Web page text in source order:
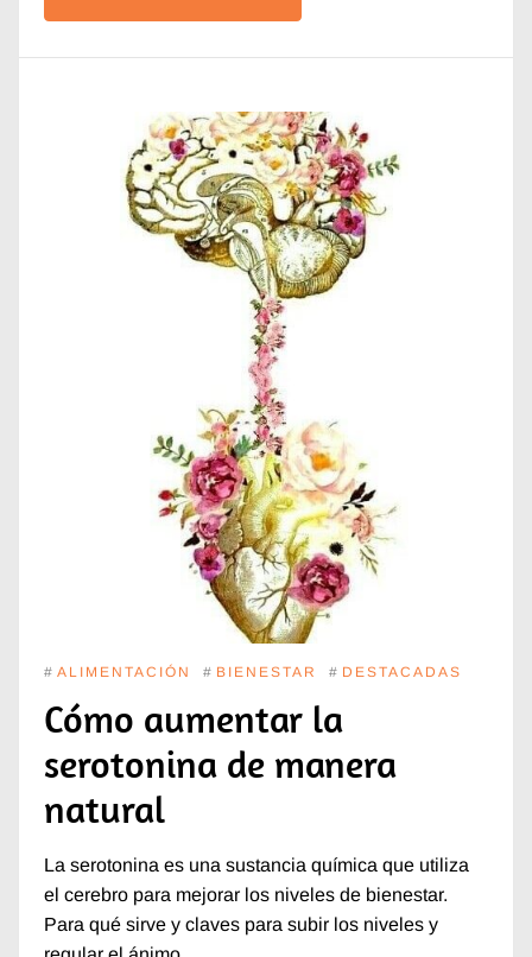
# ALIMENTACIÓN # BIENESTAR # DESTACADAS
Cómo aumentar la
serotonina de manera
natural
La serotonina es una sustancia química que utiliza
el cerebro para mejorar los niveles de bienestar.
Para qué sirve y claves para subir los niveles y